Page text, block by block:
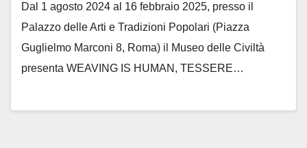
Dal 1 agosto 2024 al 16 febbraio 2025, presso il
Palazzo delle Arti e Tradizioni Popolari (Piazza
Guglielmo Marconi 8, Roma) il Museo delle Civiltà
presenta WEAVING IS HUMAN, TESSERE…